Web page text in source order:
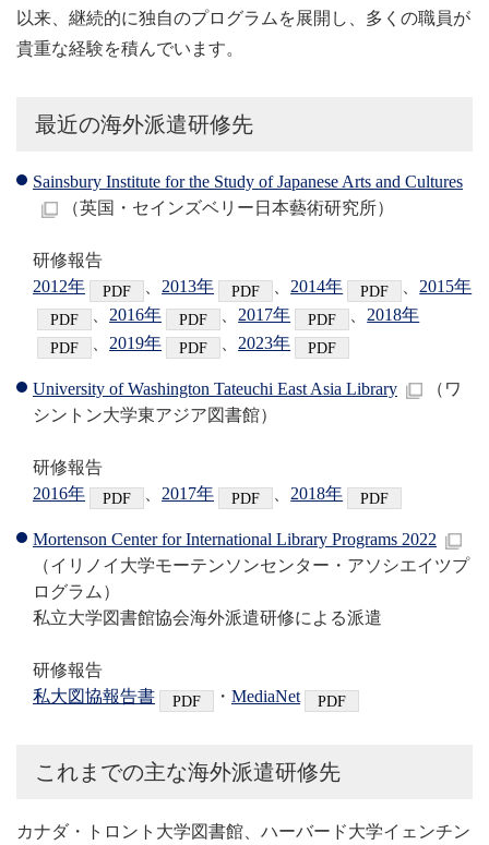
以来、継続的に独自のプログラムを展開し、多くの職員が
貴重な経験を積んでいます。
最近の海外派遣研修先
Sainsbury Institute for the Study of Japanese Arts and Cultures
（英国・セインズベリー日本藝術研究所）
研修報告
2012年
2013年 2014年
2015年
2016年 2017年
2018年
2019年 2023年
University of Washington Tateuchi East Asia Library
（ワ
シントン大学東アジア図書館）
研修報告
2016年
2017年 2018年
Mortenson Center for International Library Programs 2022
（イリノイ大学モーテンソンセンター・アソシエイツプ
ログラム）
私立大学図書館協会海外派遣研修による派遣
研修報告
私大図協報告書
・MediaNet
これまでの主な海外派遣研修先
カナダ・トロント大学図書館、ハーバード大学イェンチン